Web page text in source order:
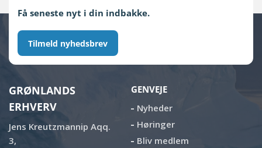
Få seneste nyt i din indbakke.
Tilmeld nyhedsbrev
GRØNLANDS
ERHVERV
Jens Kreutzmannip Aqq.
3,
GENVEJE
Nyheder
Høringer
Bliv medlem